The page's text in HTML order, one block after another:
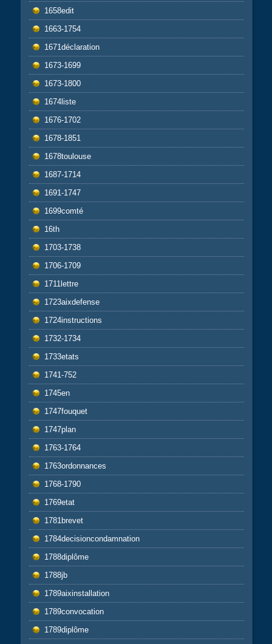
1658edit
1663-1754
1671déclaration
1673-1699
1673-1800
1674liste
1676-1702
1678-1851
1678toulouse
1687-1714
1691-1747
1699comté
16th
1703-1738
1706-1709
1711lettre
1723aixdefense
1724instructions
1732-1734
1733etats
1741-752
1745en
1747fouquet
1747plan
1763-1764
1763ordonnances
1768-1790
1769etat
1781brevet
1784decisioncondamnation
1788diplôme
1788jb
1789aixinstallation
1789convocation
1789diplôme